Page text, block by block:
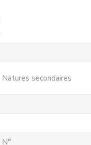
Natures secondaires
N°